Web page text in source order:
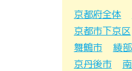
京都府全体
京都市下京区
舞鶴市
綾
京丹後市